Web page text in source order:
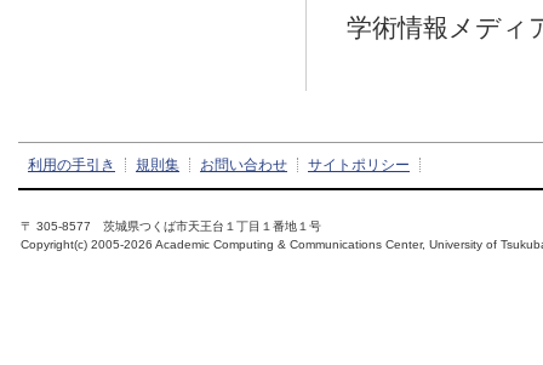
学術情報メディ
利用の手引き 規則集 お問い合わせ サイトポリシー
〒 305-8577 茨城県つくば市天王台１丁目１番地１号
Copyright(c) 2005-2026 Academic Computing & Communications Center, University of